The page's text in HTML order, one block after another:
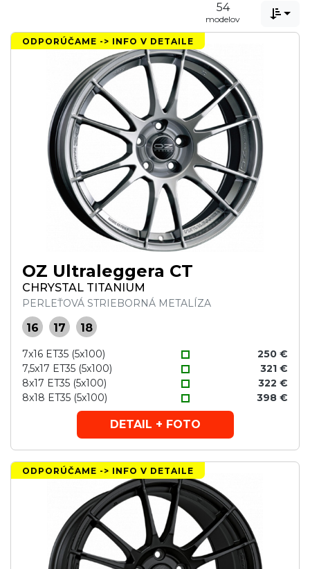
54
modelov 
ODPORÚČAME -> INFO V DETAILE
OZ Ultraleggera CT
CHRYSTAL TITANIUM
PERLEŤOVÁ STRIEBORNÁ METALÍZA
16 17 18
7x16 ET35 (5x100)
250 €
7,5x17 ET35 (5x100)
321 €
8x17 ET35 (5x100)
322 €
8x18 ET35 (5x100)
398 €
DETAIL + FOTO
ODPORÚČAME -> INFO V DETAILE